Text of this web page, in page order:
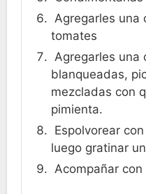
Agregarles una
tomates
Agregarles una
blanqueadas,
mezcladas con
pimienta.
Espolvorear
luego gratinar
Acompañar